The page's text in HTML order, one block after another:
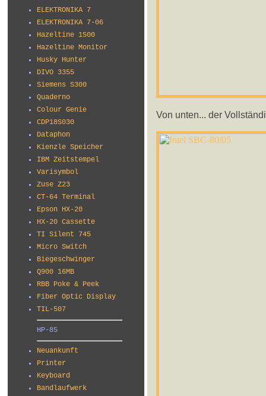
ELEKTRONIKA 7
ELEKTRONIKA 7-06
Hazeltine 1500
Hazeltine Monitor
Husky Hunter
DIVO 3355
Siemens S300
Quaderno
Colour Genie
CDP18S030
Dataphon
Kienzle Speicher
IBM Zeitstempel
Varisymbol
Zuse Z23
CT-64 Terminal
Epson HX-20
HX-20 Cassette
TI Silent 745
Micro Switch
Biegeschwinger
Q900 16MB
RBB Poke & Peek
Fiber Optic Display
TIL-507
HP-85
Neuankunft
Printer
Keyboard
Bandlaufwerk
Von unten... der